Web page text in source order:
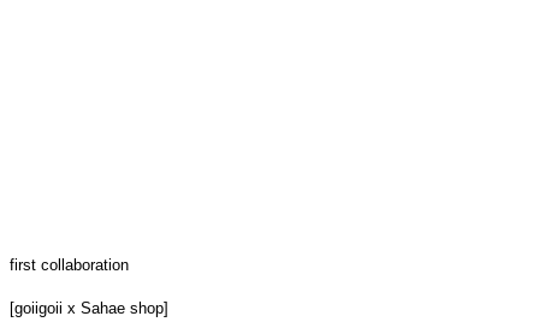
first collaboration
[goiigoii x Sahae shop]